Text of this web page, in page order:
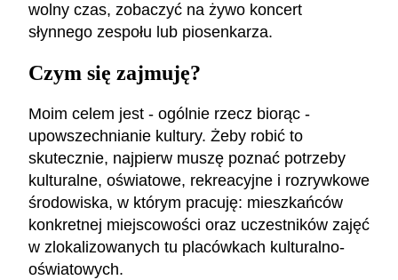
wolny czas, zobaczyć na żywo koncert
słynnego zespołu lub piosenkarza.
Czym się zajmuję?
Moim celem jest - ogólnie rzecz biorąc -
upowszechnianie kultury. Żeby robić to
skutecznie, najpierw muszę poznać potrzeby
kulturalne, oświatowe, rekreacyjne i rozrywkowe
środowiska, w którym pracuję: mieszkańców
konkretnej miejscowości oraz uczestników zajęć
w zlokalizowanych tu placówkach kulturalno-
oświatowych.